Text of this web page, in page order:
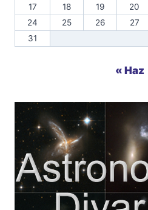
17
18 19 20
24
25 26 27
31
« Haz